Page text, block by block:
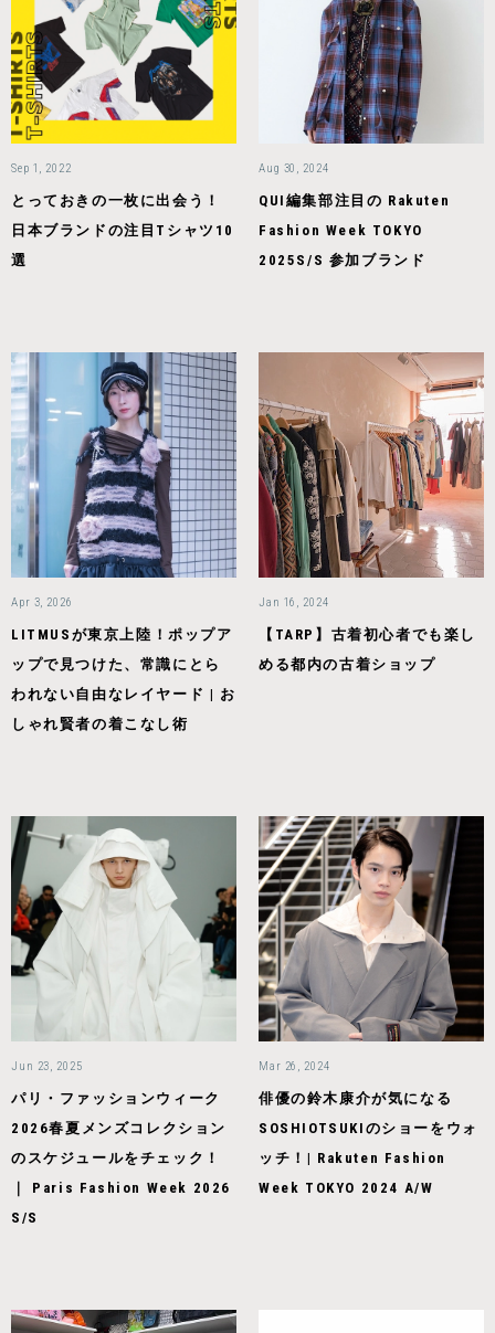
Sep 1, 2022
とっておきの一枚に出会う！
日本ブランドの注目Tシャツ10
選
Aug 30, 2024
QUI編集部注目の Rakuten
Fashion Week TOKYO
2025S/S 参加ブランド
Apr 3, 2026
LITMUSが東京上陸！ポップア
ップで見つけた、常識にとら
われない自由なレイヤード | お
しゃれ賢者の着こなし術
Jan 16, 2024
【TARP】古着初心者でも楽し
める都内の古着ショップ
Jun 23, 2025
パリ・ファッションウィーク
2026春夏メンズコレクション
のスケジュールをチェック！
｜ Paris Fashion Week 2026
S/S
Mar 26, 2024
俳優の鈴木康介が気になる
SOSHIOTSUKIのショーをウォ
ッチ！| Rakuten Fashion
Week TOKYO 2024 A/W